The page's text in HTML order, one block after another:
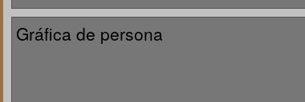
Gráfica de persona